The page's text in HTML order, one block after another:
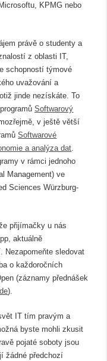
KPMG nebo
právě o studenty a
z oblasti IT,
schopností týmové
uvažování a
jinde nezískáte. To
Softwarový
v ještě větší
Softwarové
a analýza dat.
v rámci jednoho
Management) ve
Sciences Würzburg-
přijímačky u nás
aktuálně
Nezapomeňte sledovat
o každoročních
(záznamy přednášek
).
IT tím pravým a
byste mohli zkusit
pojaté soboty jsou
žádné předchozí